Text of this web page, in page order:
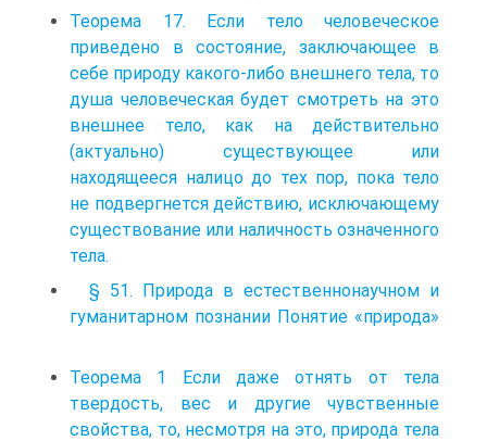
Теорема 17. Если тело человеческое
приведено в состояние, заключающее в
себе природу какого-либо внешнего тела, то
душа человеческая будет смотреть на это
внешнее тело, как на действительно
(актуально) существующее или
находящееся налицо до тех пор, пока тело
не подвергнется действию, исключающему
существование или наличность означенного
тела.
§ 51. Природа в естественнонаучном и
гуманитарном познании Понятие «природа»
Теорема 1 Если даже отнять от тела
твердость, вес и другие чувственные
свойства, то, несмотря на это, природа тела